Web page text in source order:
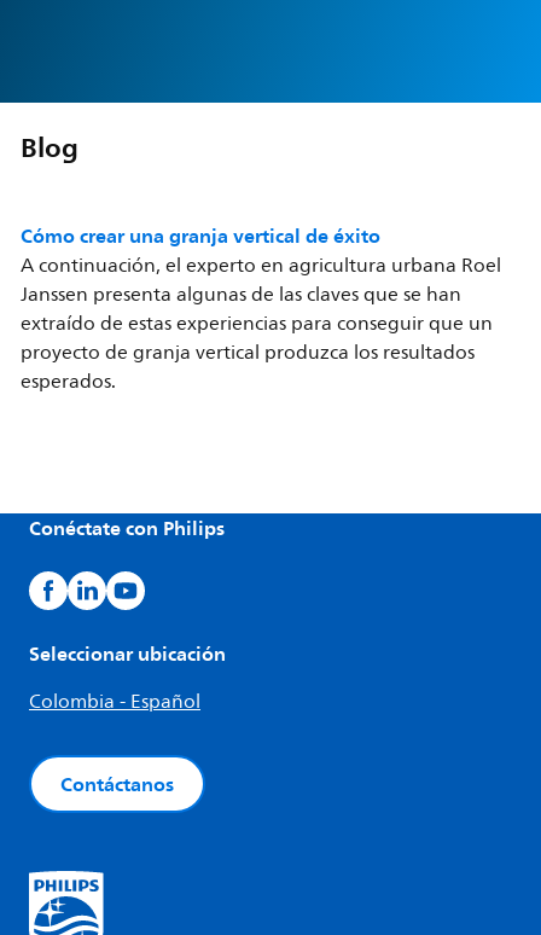
Blog
Cómo crear una granja vertical de éxito
A continuación, el experto en agricultura urbana Roel
Janssen presenta algunas de las claves que se han
extraído de estas experiencias para conseguir que un
proyecto de granja vertical produzca los resultados
esperados.
Conéctate con Philips
Seleccionar ubicación
Colombia - Español
Contáctanos